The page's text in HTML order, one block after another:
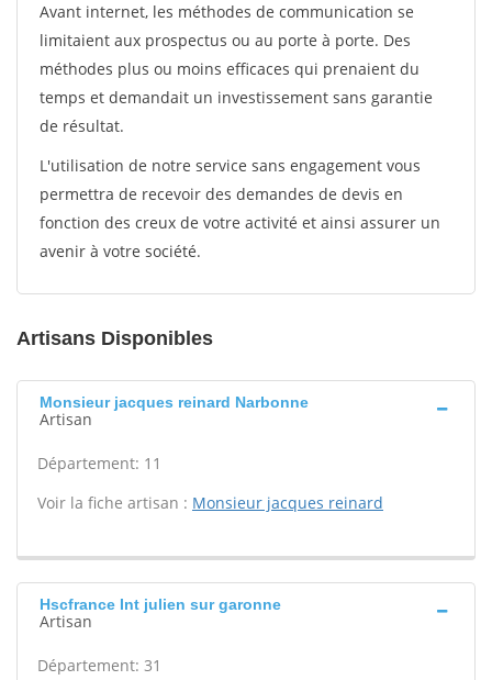
Avant internet, les méthodes de communication se
limitaient aux prospectus ou au porte à porte. Des
méthodes plus ou moins efficaces qui prenaient du
temps et demandait un investissement sans garantie
de résultat.
L'utilisation de notre service sans engagement vous
permettra de recevoir des demandes de devis en
fonction des creux de votre activité et ainsi assurer un
avenir à votre société.
Artisans Disponibles
Monsieur jacques reinard Narbonne
Artisan
Département: 11
Voir la fiche artisan : Monsieur jacques reinard
Hscfrance Int julien sur garonne
Artisan
Département: 31